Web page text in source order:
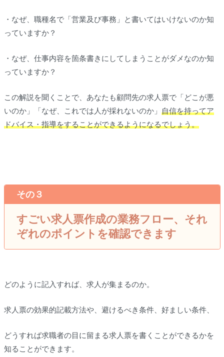
・なぜ、職種名で「営業及び事務」と書いてはいけないのか知
っていますか？
・なぜ、仕事内容を箇条書きにしてしまうことがダメなのか知
っていますか？
この解説を聞くことで、あなたも顧問先の求人票で「どこが悪
いのか」「なぜ、これでは人が採れないのか」 自信を持ってア
ドバイス・指導をすることができるようになるでしょう。
その３
すごい求人票作成の業務フロー、それ
ぞれのポイントを確認できます
どのように記入すれば、求人が集まるのか。
求人票の効果的記載方法や、避けるべき条件、好ましい条件、
どうすれば求職者の目に留まる求人票を書くことができるかを
知ることができます。